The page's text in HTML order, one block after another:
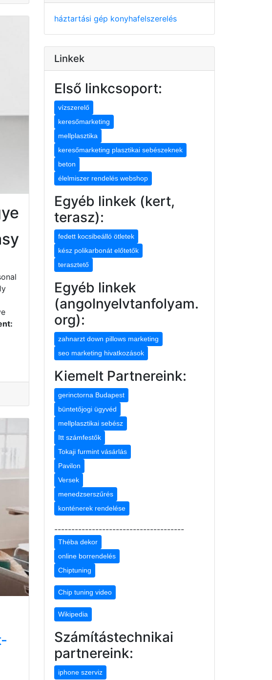
háztartási gép konyhafelszerelés
Linkek
Első linkcsoport:
vízszerelő
keresőmarketing
mellplasztika
keresőmarketing plasztikai sebészeknek
beton
élelmiszer rendelés webshop
Egyéb linkek (kert,
terasz):
fedett kocsibeálló ötletek
kész polikarbonát előtetők
terasztető
Egyéb linkek
(angolnyelvtanfolyam.
org):
zahnarzt down pillows marketing
seo marketing hivatkozások
Kiemelt Partnereink:
gerinctorna Budapest
büntetőjogi ügyvéd
mellplasztikai sebész
Itt számfestők
Tokaji furmint vásárlás
Pavilon
Versek
menedzserszűrés
konténerek rendelése
--------------------------------------
Théba dekor
online borrendelés
Chiptuning
Chip tuning video
Wikipedia
Számítástechnikai
partnereink:
iphone szerviz